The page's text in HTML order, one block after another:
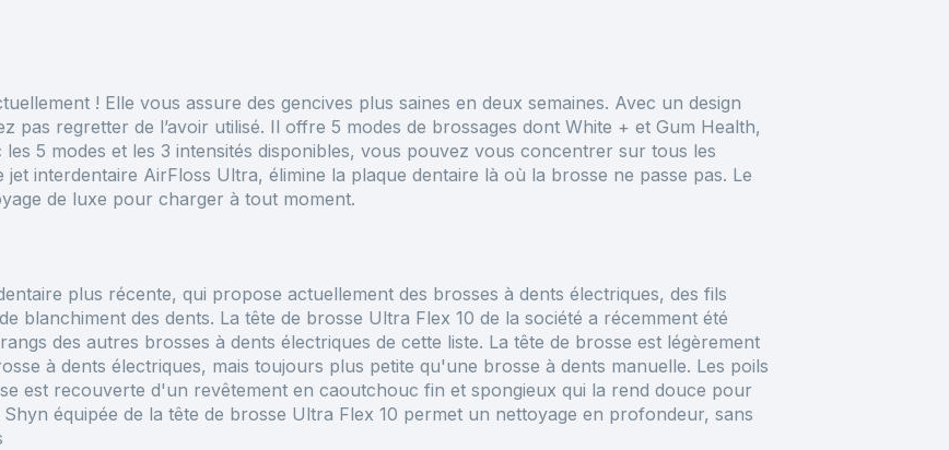
! Elle vous assure des gencives plus saines en deux semaines. Avec un design
pas regretter de l’avoir utilisé. Il offre 5 modes de brossages dont White + et Gum Health,
les 5 modes et les 3 intensités disponibles, vous pouvez vous concentrer sur tous les
jet interdentaire AirFloss Ultra, élimine la plaque dentaire là où la brosse ne passe pas. Le
de luxe pour charger à tout moment.
plus récente, qui propose actuellement des brosses à dents électriques, des fils
blanchiment des dents. La tête de brosse Ultra Flex 10 de la société a récemment été
des autres brosses à dents électriques de cette liste. La tête de brosse est légèrement
à dents électriques, mais toujours plus petite qu'une brosse à dents manuelle. Les poils
est recouverte d'un revêtement en caoutchouc fin et spongieux qui la rend douce pour
équipée de la tête de brosse Ultra Flex 10 permet un nettoyage en profondeur, sans